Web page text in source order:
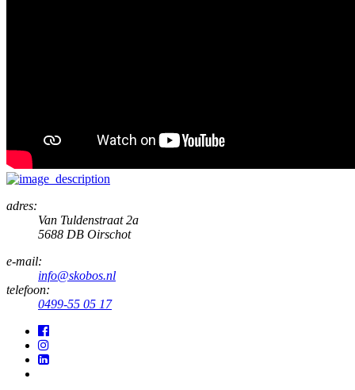
adres:
Van Tuldenstraat 2a
5688 DB Oirschot
e-mail:
info@skobos.nl
telefoon:
0499-55 05 17